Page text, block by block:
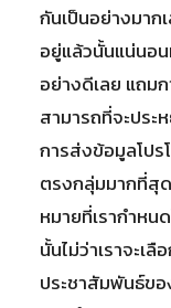
กันเป็นอย่างมาก
อยู่แล้วนั้นแน่นอ
อย่างดีเลย แถม
สามารถที่จะประ
การส่งข้อมูลโป
ตรงกลุ่มมากที่สุด
หมายที่เรากำหน
นั้นไม่ว่าเราจะเ
ประชาสัมพันธ์ข